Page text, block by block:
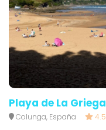
Playa de La Griega
Colunga, España 4.5